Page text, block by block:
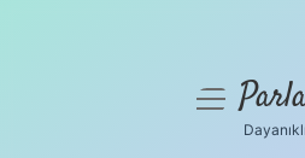
menüyü